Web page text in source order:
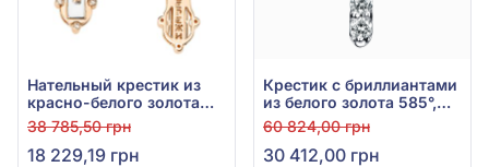
Нательный крестик из
красно-белого золота
585° с фианитом, арт.
501633
38 785,50 грн
18 229,19 грн
Крестик с бриллиантами
из белого золота 585°,
Бриллиант 0,19ct, арт.
705-954
60 824,00 грн
30 412,00 грн